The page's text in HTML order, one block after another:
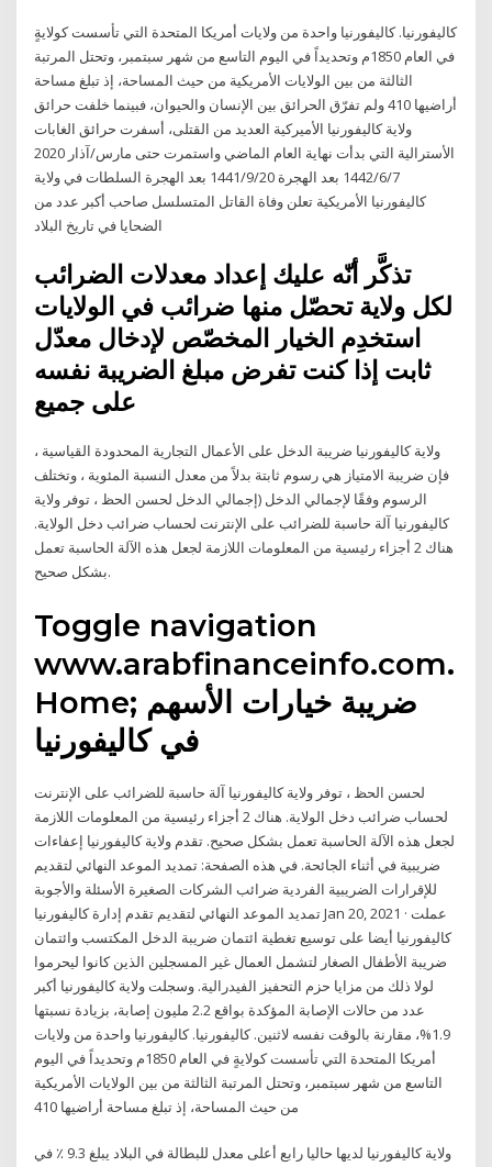
كاليفورنيا. كاليفورنيا واحدة من ولايات أمريكا المتحدة التي تأسست كولايةٍ
في العام 1850م وتحديداً في اليوم التاسع من شهر سبتمبر، وتحتل المرتبة
الثالثة من بين الولايات الأمريكية من حيث المساحة، إذ تبلغ مساحة
أراضيها 410 ولم تفرّق الحرائق بين الإنسان والحيوان، فبينما خلفت حرائق
ولاية كاليفورنيا الأميركية العديد من القتلى، أسفرت حرائق الغابات
الأسترالية التي بدأت نهاية العام الماضي واستمرت حتى مارس/آذار 2020
7‏‏/6‏‏/1442 بعد الهجرة 20‏‏/9‏‏/1441 بعد الهجرة السلطات في ولاية
كاليفورنيا الأمريكية تعلن وفاة القاتل المتسلسل صاحب أكبر عدد من
الضحايا في تاريخ البلاد
تذكَّر أنّه عليك إعداد معدلات الضرائب
لكل ولاية تحصّل منها ضرائب في الولايات
استخدِم الخيار المخصّص لإدخال معدّل
ثابت إذا كنت تفرض مبلغ الضريبة نفسه
ولاية كاليفورنيا ضريبة الدخل على الأعمال التجارية المحدودة القياسية ،
فإن ضريبة الامتياز هي رسوم ثابتة بدلاً من معدل النسبة المئوية ، وتختلف
الرسوم وفقًا لإجمالي الدخل (إجمالي الدخل لحسن الحظ ، توفر ولاية
كاليفورنيا آلة حاسبة للضرائب على الإنترنت لحساب ضرائب دخل الولاية.
هناك 2 أجزاء رئيسية من المعلومات اللازمة لجعل هذه الآلة الحاسبة تعمل
بشكل صحيح.
Toggle navigation
www.arabfinanceinfo.com.
Home; ضريبة خيارات الأسهم
في كاليفورنيا
لحسن الحظ ، توفر ولاية كاليفورنيا آلة حاسبة للضرائب على الإنترنت
لحساب ضرائب دخل الولاية. هناك 2 أجزاء رئيسية من المعلومات اللازمة
لجعل هذه الآلة الحاسبة تعمل بشكل صحيح. تقدم ولاية كاليفورنيا إعفاءات
ضريبية في أثناء الجائحة. في هذه الصفحة: تمديد الموعد النهائي لتقديم
للإقرارات الضريبية الفردية ضرائب الشركات الصغيرة الأسئلة والأجوبة
تمديد الموعد النهائي لتقديم تقدم إدارة كاليفورنيا Jan 20, 2021 · عملت
كاليفورنيا أيضا على توسيع تغطية ائتمان ضريبة الدخل المكتسب وائتمان
ضريبة الأطفال الصغار لتشمل العمال غير المسجلين الذين كانوا ليحرموا
لولا ذلك من مزايا حزم التحفيز الفيدرالية. وسجلت ولاية كاليفورنيا أكبر
عدد من حالات الإصابة المؤكدة بواقع 2.2 مليون إصابة، بزيادة نسبتها
1.9%، مقارنة بالوقت نفسه لاثنين. كاليفورنيا. كاليفورنيا واحدة من ولايات
أمريكا المتحدة التي تأسست كولايةٍ في العام 1850م وتحديداً في اليوم
التاسع من شهر سبتمبر، وتحتل المرتبة الثالثة من بين الولايات الأمريكية
من حيث المساحة، إذ تبلغ مساحة أراضيها 410
ولاية كاليفورنيا لديها حاليا رابع أعلى معدل للبطالة في البلاد يبلغ 9.3 ٪ في